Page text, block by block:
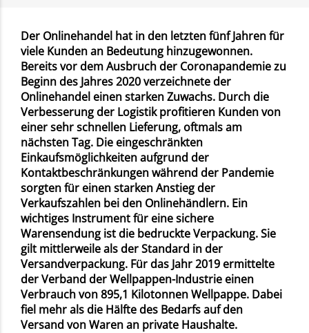
Der Onlinehandel hat in den letzten fünf Jahren für
viele Kunden an Bedeutung hinzugewonnen.
Bereits vor dem Ausbruch der Coronapandemie zu
Beginn des Jahres 2020 verzeichnete der
Onlinehandel einen starken Zuwachs. Durch die
Verbesserung der Logistik profitieren Kunden von
einer sehr schnellen Lieferung, oftmals am
nächsten Tag. Die eingeschränkten
Einkaufsmöglichkeiten aufgrund der
Kontaktbeschränkungen während der Pandemie
sorgten für einen starken Anstieg der
Verkaufszahlen bei den Onlinehändlern. Ein
wichtiges Instrument für eine sichere
Warensendung ist die bedruckte Verpackung. Sie
gilt mittlerweile als der Standard in der
Versandverpackung. Für das Jahr 2019 ermittelte
der Verband der Wellpappen-Industrie einen
Verbrauch von 895,1 Kilotonnen Wellpappe. Dabei
fiel mehr als die Hälfte des Bedarfs auf den
Versand von Waren an private Haushalte.